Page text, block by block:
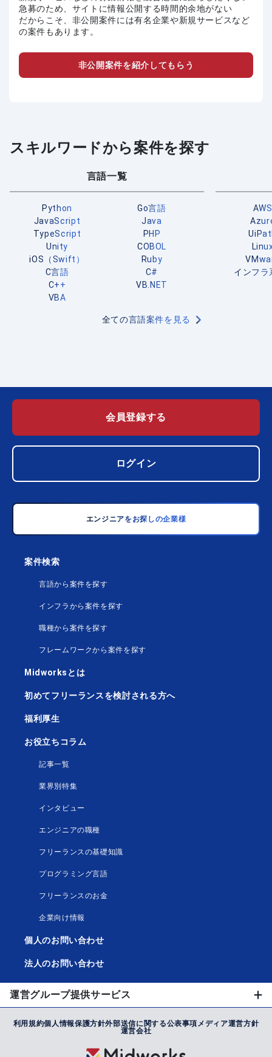
急募のため、サイトに情報公開する時間的余地がない
だからこそ、非公開案件には有名企業や新規サービスなど
の案件もあります。
非公開案件を紹介してもらう
スキルワードから案件を探す
言語一覧
Python
Go言語
JavaScript
Java
TypeScript
PHP
Unity
COBOL
iOS（Swift）
Ruby
C言語
C#
C++
VB.NET
VBA
全ての言語案件を見る
AWS
インフラ
会員登録する
ログイン
エンジニアをお探しの企業様
案件検索
言語から案件を探す
インフラから案件を探す
職種から案件を探す
フレームワークから案件を探す
Midworksとは
初めてフリーランスを検討される方へ
福利厚生
お役立ちコラム
記事一覧
業界別特集
インタビュー
エンジニアの職種
フリーランスの基礎知識
プログラミング言語
フリーランスのお金
企業向け情報
個人のお問い合わせ
法人のお問い合わせ
運営グループ提供サービス
利用規約個人情報保護方針外部送信に関する公表事項メディア運営方針
運営会社